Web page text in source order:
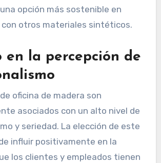
opción más sostenible en
con otros materiales sintéticos.
en la percepción de
oficina de madera son
asociados con un alto nivel de
y seriedad. La elección de este
influir positivamente en la
los clientes y empleados tienen